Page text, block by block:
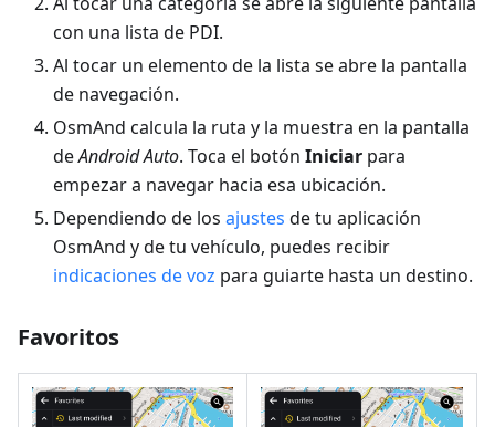
con una lista de PDI.
Al tocar un elemento de la lista se abre la pantalla
de navegación.
OsmAnd calcula la ruta y la muestra en la pantalla
deAndroid Auto. Toca el botón Iniciar para
empezar a navegar hacia esa ubicación.
Dependiendo de los ajustes de tu aplicación
OsmAnd y de tu vehículo, puedes recibir
indicaciones de voz para guiarte hasta un destino.
Favoritos